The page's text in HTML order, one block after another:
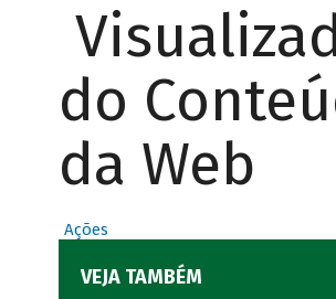
do
da Web
Ações
VEJA TAMBÉM